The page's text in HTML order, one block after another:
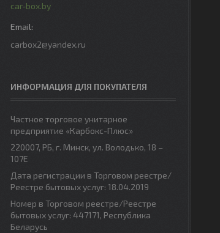
car-box.by
carbox2@yandex.ru
ИНФОРМАЦИЯ ДЛЯ ПОКУПАТЕЛЯ
Частное торговое унитарное
предприятие «Карбокс-Плюс»
220007, РБ, г. Минск, ул. Володько, 18 –
107Е
Дата регистрации в Торговом реестре/
Реестре бытовых услуг: 18.04.2019
Номер в Торговом реестре/Реестре
бытовых услуг: 447171, Республика
Беларусь